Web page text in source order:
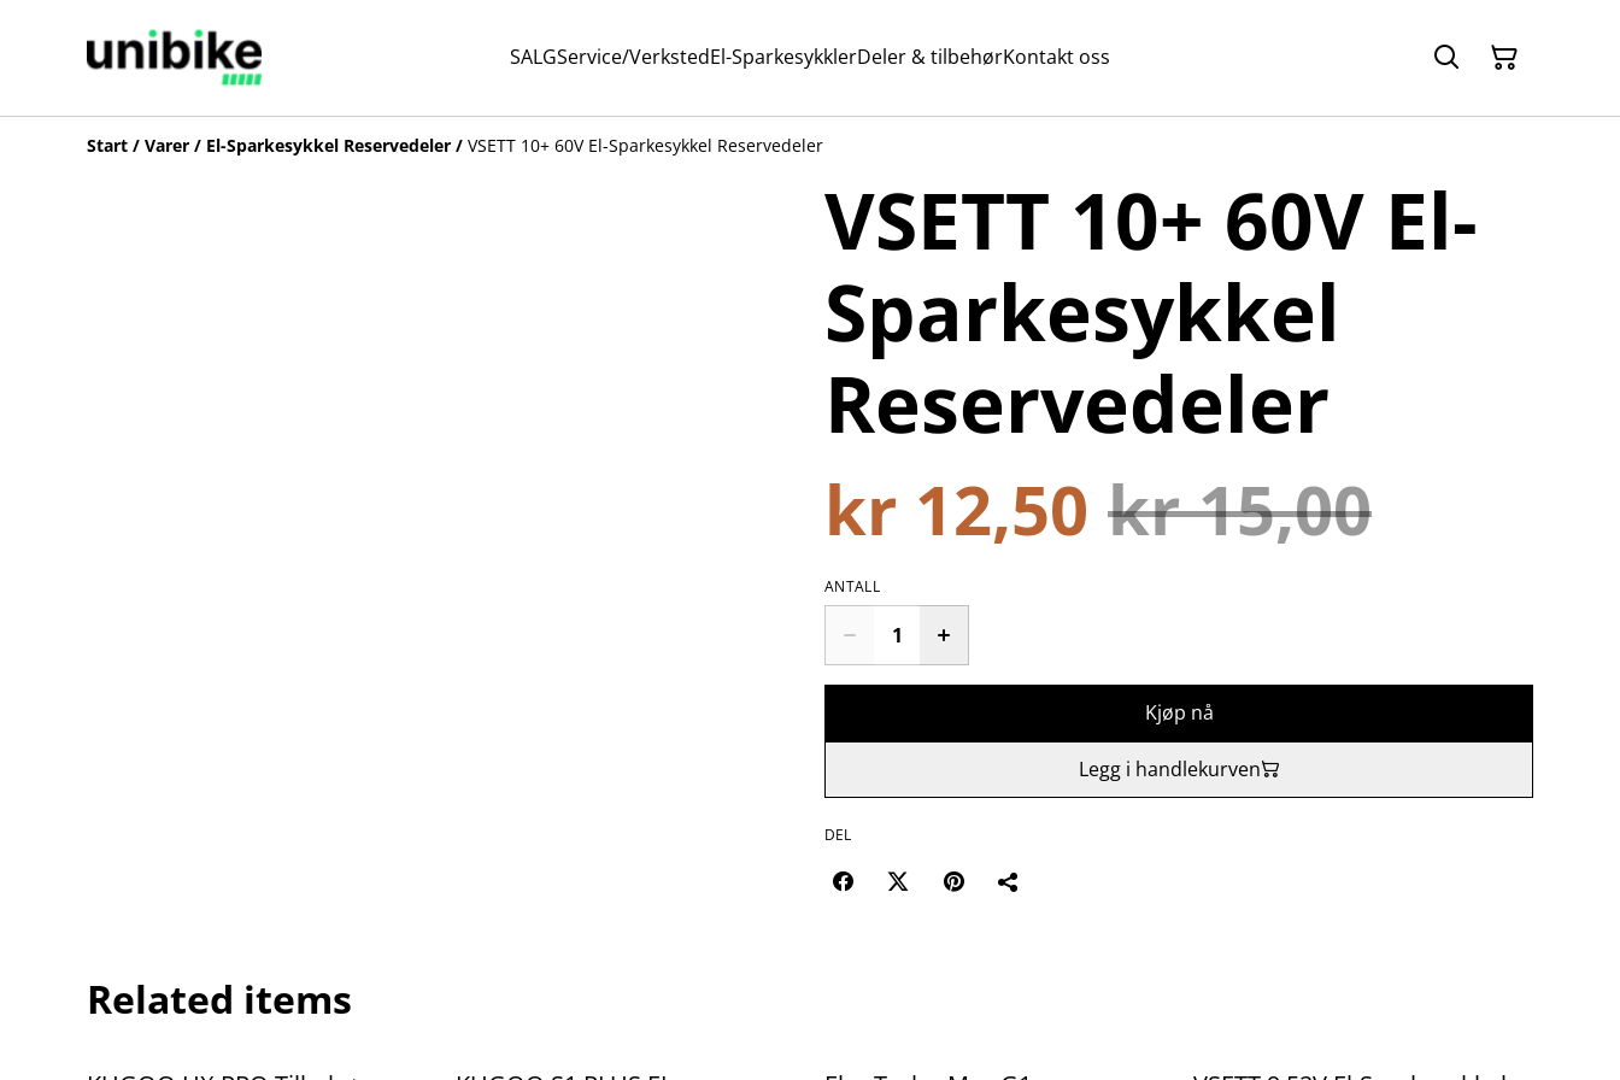
SALGService/VerkstedEl-SparkesykklerDeler & tilbehørKontakt oss
Start / Varer / El-Sparkesykkel Reservedeler / VSETT 10+ 60V El-Sparkesykkel Reservedeler
VSETT 10+ 60V El-
Sparkesykkel
Reservedeler
kr 12,50 kr 15,00
ANTALL
Kjøp nå
Legg i handlekurven
DEL
Related items